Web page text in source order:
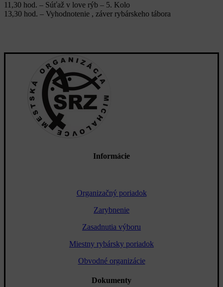
11,30 hod. – Súťaž v love rýb – 5. Kolo
13,30 hod. – Vyhodnotenie , záver rybárskeho tábora
Informácie
Organizačný poriadok
Zarybnenie
Zasadnutia výboru
Miestny rybársky poriadok
Obvodné organizácie
Dokumenty